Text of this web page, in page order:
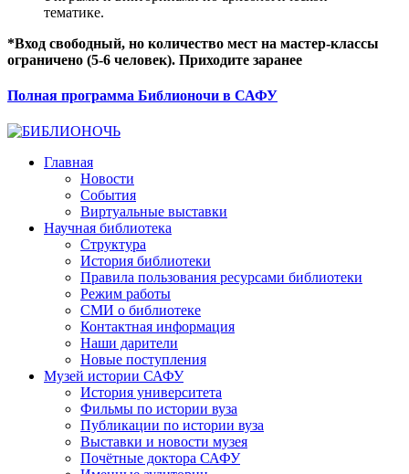
тематике.
*Вход свободный, но количество мест на мастер-классы
ограничено (5-6 человек). Приходите заранее
Полная программа Библионочи в САФУ
Главная
Новости
События
Виртуальные выставки
Научная библиотека
Структура
История библиотеки
Правила пользования ресурсами библиотеки
Режим работы
СМИ о библиотеке
Контактная информация
Наши дарители
Новые поступления
Музей истории САФУ
История университета
Фильмы по истории вуза
Публикации по истории вуза
Выставки и новости музея
Почётные доктора САФУ